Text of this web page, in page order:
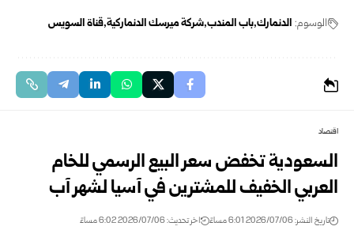
الوسوم: الدنمارك باب المندب شركة ميرسك الدنماركية قناة السويس
اقتصاد
السعودية تخفض سعر البيع الرسمي للخام
العربي الخفيف للمشترين في آسيا لشهر آب
تاريخ النشر: 2026/07/06 6:01 مساءً اخر تحديث: 2026/07/06 6:02 مساءً